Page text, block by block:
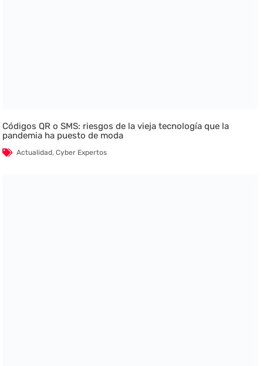
Códigos QR o SMS: riesgos de la vieja tecnología que la
pandemia ha puesto de moda
Actualidad,Cyber Expertos